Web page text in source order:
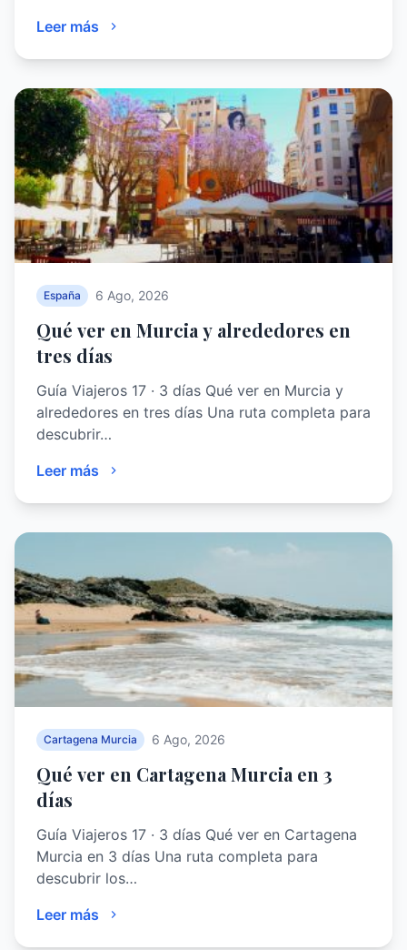
Leer más
España 6 Ago, 2026
Qué ver en Murcia y alrededores en
tres días
Guía Viajeros 17 · 3 días Qué ver en Murcia y
alrededores en tres días Una ruta completa para
descubrir…
Leer más
Cartagena Murcia 6 Ago, 2026
Qué ver en Cartagena Murcia en 3
días
Guía Viajeros 17 · 3 días Qué ver en Cartagena
Murcia en 3 días Una ruta completa para
descubrir los…
Leer más